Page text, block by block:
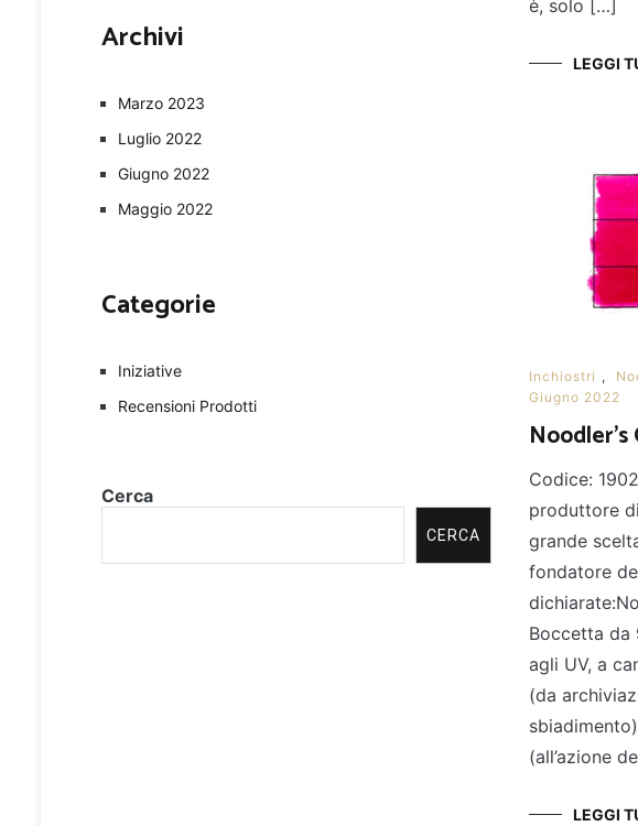
è, solo […]
LEGGI
Inchiostri ,
Giugno 2022
Codice:
produttore
grande
fondatore
Boccetta da
agli UV, a
(da
(all’azione
LEGGI
Archivi
Marzo 2023
Luglio 2022
Giugno 2022
Maggio 2022
Categorie
Iniziative
Recensioni Prodotti
Cerca
CERCA